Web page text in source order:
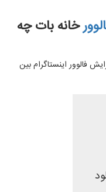
خانه بات چه
فالوور اینستاگرام بین